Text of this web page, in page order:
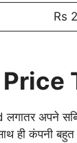
Rs
अपने
ही कंपनी